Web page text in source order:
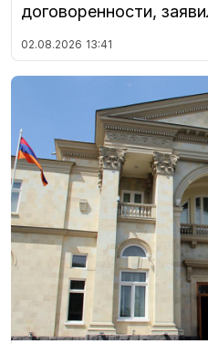
договоренности,
02.08.2026 13:41